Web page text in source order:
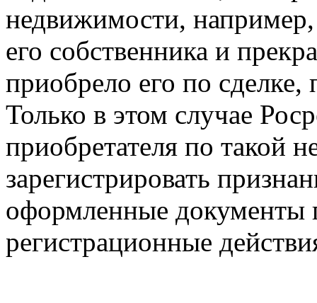
недвижимости,
его собственника и
приобрело его по сделке,
Только в этом случае
приобретателя по такой
зарегистрировать
оформленные документы
регистрационные